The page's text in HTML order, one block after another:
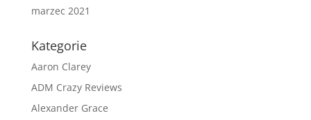
marzec 2021
Kategorie
Aaron Clarey
ADM Crazy Reviews
Alexander Grace